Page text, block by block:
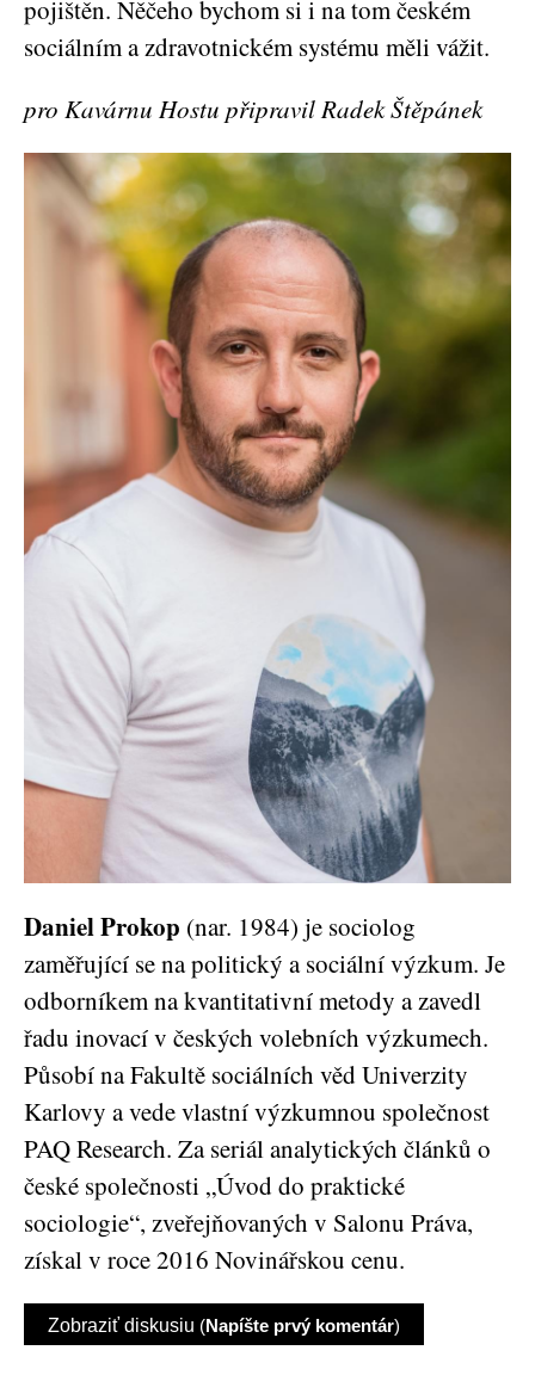
pojištěn. Něčeho bychom si i na tom českém
sociálním a zdravotnickém systému měli vážit.
pro Kavárnu Hostu připravil Radek Štěpánek
Daniel Prokop (nar. 1984) je sociolog
zaměřující se na politický a sociální výzkum. Je
odborníkem na kvantitativní metody a zavedl
řadu inovací v českých volebních výzkumech.
Působí na Fakultě sociálních věd Univerzity
Karlovy a vede vlastní výzkumnou společnost
PAQResearch. Za seriál analytických článků o
české společnosti „Úvod do praktické
sociologie“, zveřejňovaných v Salonu Práva,
získal v roce 2016 Novinářskou cenu.
Zobraziť diskusiu (Napíšte prvý komentár)